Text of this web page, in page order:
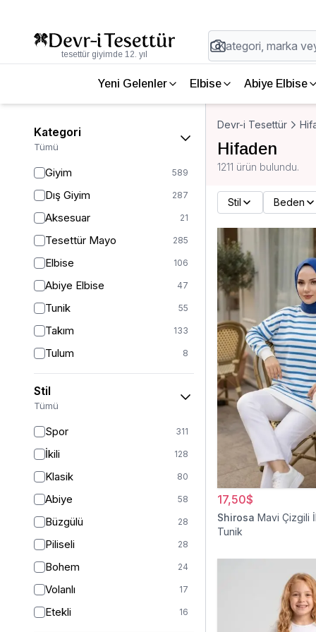
tesettür giyimde 12. yıl
Yeni Gelenler Elbise Abiye Elbise
Kategori
Tümü
Giyim 589
Dış Giyim 287
Aksesuar 21
Tesettür Mayo 285
Elbise 106
Abiye Elbise 47
Tunik 55
Takım 133
Tulum 8
Pantolon 148
Etek 19
Stil
Tümü
Spor 311
İkili 128
Klasik 80
Abiye 58
Büzgülü 28
Piliseli 28
Bohem 24
Volanlı 17
Etekli 16
Devr-i Tesettür
Hifaden
1211 ürün bulundu.
Stil Beden
17,50$
Shirosa Mavi Çizgili
Tunik